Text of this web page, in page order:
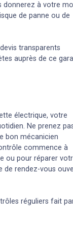
donnerez à votre
de panne ou de
transparents
auprès de ce
électrique, votre
Ne prenez
bon mécanicien
commence à
ou pour réparer
de rendez-vous
réguliers fait